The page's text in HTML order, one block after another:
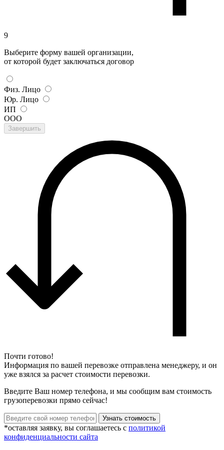
9
Выберите форму вашей организации,
от которой будет заключаться договор
Физ. Лицо
Юр. Лицо
ИП
ООО
Завершить
Почти готово!
Информация по вашей перевозке отправлена менеджеру, и он
уже взялся за расчет стоимости перевозки.
Введите Ваш номер телефона, и мы сообщим вам стоимость
грузоперевозки прямо сейчас!
*оставляя заявку, вы соглашаетесь с политикой
конфиденциальности сайта